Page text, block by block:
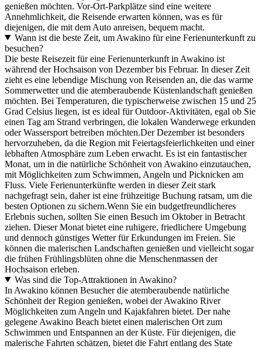
genießen möchten. Vor-Ort-Parkplätze sind eine weitere
Annehmlichkeit, die Reisende erwarten können, was es für
diejenigen, die mit dem Auto anreisen, bequem macht.
Wann ist die beste Zeit, um Awakino für eine Ferienunterkunft zu
besuchen?
Die beste Reisezeit für eine Ferienunterkunft in Awakino ist
während der Hochsaison von Dezember bis Februar. In dieser Zeit
zieht es eine lebendige Mischung von Reisenden an, die das warme
Sommerwetter und die atemberaubende Küstenlandschaft genießen
möchten. Bei Temperaturen, die typischerweise zwischen 15 und 25
Grad Celsius liegen, ist es ideal für Outdoor-Aktivitäten, egal ob Sie
einen Tag am Strand verbringen, die lokalen Wanderwege erkunden
oder Wassersport betreiben möchten.Der Dezember ist besonders
hervorzuheben, da die Region mit Feiertagsfeierlichkeiten und einer
lebhaften Atmosphäre zum Leben erwacht. Es ist ein fantastischer
Monat, um in die natürliche Schönheit von Awakino einzutauchen,
mit Möglichkeiten zum Schwimmen, Angeln und Picknicken am
Fluss. Viele Ferienunterkünfte werden in dieser Zeit stark
nachgefragt sein, daher ist eine frühzeitige Buchung ratsam, um die
besten Optionen zu sichern.Wenn Sie ein budgetfreundlicheres
Erlebnis suchen, sollten Sie einen Besuch im Oktober in Betracht
ziehen. Dieser Monat bietet eine ruhigere, friedlichere Umgebung
und dennoch günstiges Wetter für Erkundungen im Freien. Sie
können die malerischen Landschaften genießen und vielleicht sogar
die frühen Frühlingsblüten ohne die Menschenmassen der
Hochsaison erleben.
Was sind die Top-Attraktionen in Awakino?
In Awakino können Besucher die atemberaubende natürliche
Schönheit der Region genießen, wobei der Awakino River
Möglichkeiten zum Angeln und Kajakfahren bietet. Der nahe
gelegene Awakino Beach bietet einen malerischen Ort zum
Schwimmen und Entspannen an der Küste. Für diejenigen, die
malerische Fahrten schätzen, bietet die Fahrt entlang des State